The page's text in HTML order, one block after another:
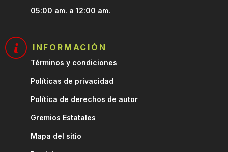
05:00 am. a 12:00 am.
INFORMACIÓN
Términos y condiciones
Políticas de privacidad
Política de derechos de autor
Gremios Estatales
Mapa del sitio